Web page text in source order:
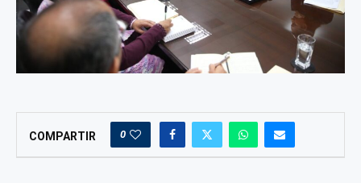
COMPARTIR 0